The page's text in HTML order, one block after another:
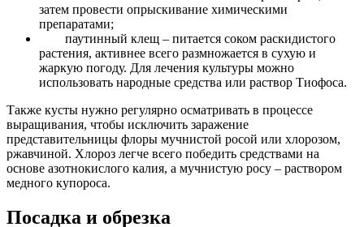
затем провести опрыскивание химическими
препаратами;
паутинный клещ – питается соком раскидистого
растения, активнее всего размножается в сухую и
жаркую погоду. Для лечения культуры можно
использовать народные средства или раствор Тиофоса.
Также кусты нужно регулярно осматривать в процессе
выращивания, чтобы исключить заражение
представительницы флоры мучнистой росой или хлорозом,
ржавчиной. Хлороз легче всего победить средствами на
основе азотнокислого калия, а мучнистую росу – раствором
медного купороса.
Посадка и обрезка